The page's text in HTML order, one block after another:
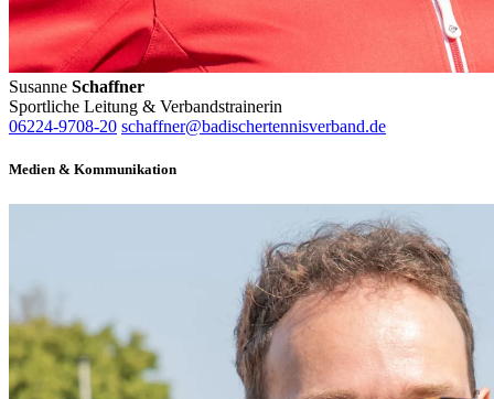
ihnen bereitgestellt haben oder die sie im Rahmen Ihrer
gesammelt haben. DieCookie-Einstellungen
können
Footer aufgerufen und angepasst werden.
Susanne Schaffner
Sportliche Leitung & Verbandstrainerin
06224-9708-20 schaffner@badischertennisverband.de
Medien & Kommunikation